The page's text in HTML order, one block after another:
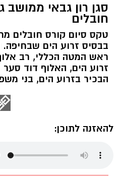
סגן רון גבאי ממושב
חובלים
בבסיס זרוע הים
ראש המטה הכללי, רב
זרוע הים, האלוף דוד סער
הבכיר בזרוע הים, בני
להאזנה לתוכן: